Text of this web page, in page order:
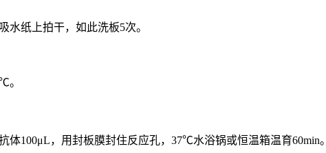
水纸上拍干，如此洗板5次。
。
体100μL，用封板膜封住反应孔，37℃水浴锅或恒温箱温育60min。